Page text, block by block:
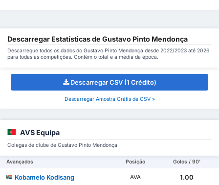
Descarregar Estatísticas de Gustavo Pinto Mendonça
Descarregue todos os dados do Gustavo Pinto Mendonça desde 2022/2023 até 2026
para todas as competições. Contém o total e a média da época.
Descarregar CSV (1 Crédito)
Descarregar Amostra Grátis de CSV »
AVS Equipa
Colegas de clube de Gustavo Pinto Mendonça
Avançados Posição Golos / 90'
Kobamelo Kodisang AVA
1.00